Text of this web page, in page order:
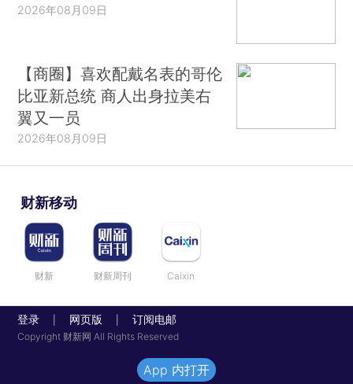
2026年08月09日
【商圈】喜欢配戴名表的哥伦
比亚新总统 商人出身拉美右
翼又一员
2026年08月09日
财新移动
财新 财新周刊 Caixin
登录 网页版 订阅电邮
Copyright 财新网 All Rights Reserved
App 内打开